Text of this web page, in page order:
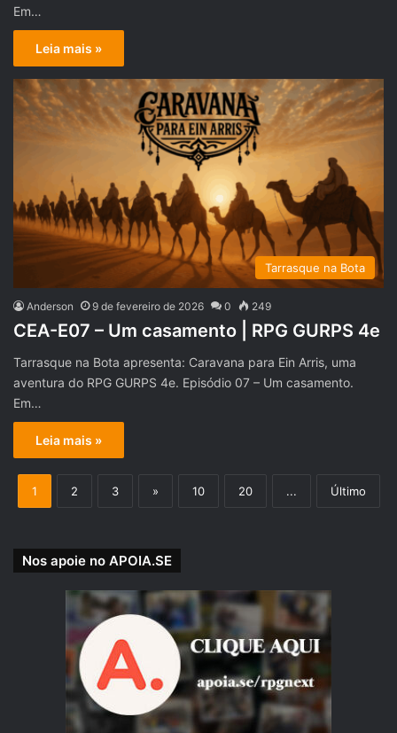
Em…
Leia mais »
Tarrasque na Bota
Anderson 9 de fevereiro de 2026 0 249
CEA-E07 – Um casamento | RPG GURPS 4e
Tarrasque na Bota apresenta: Caravana para Ein Arris, uma
aventura do RPG GURPS 4e. Episódio 07 – Um casamento.
Em…
Leia mais »
1 2 3 » 10 20 ... Último
Nos apoie no APOIA.SE